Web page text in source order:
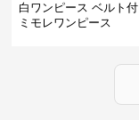
白ワンピース ベルト
ミモレワンピース